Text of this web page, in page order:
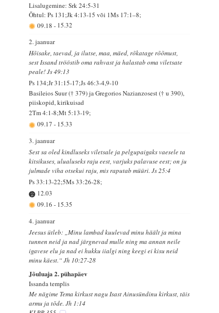
Lisalugemine: Srk 24:5-31
Õhtul: Ps 131;Jk 4:13-15 või 1Ms 17:1–8;
09.18- 15.32
2. jaanuar
Hõisake, taevad, ja ilutse, maa, mäed, rõkatage rõõmust,
sest Issand trööstib oma rahvast ja halastab oma viletsate
peale! Js 49:13
Ps 134;Jr 31:15-17;Js 46:3-4,9-10
Basileios Suur († 379) ja Gregorios Nazianzosest († u 390),
piiskopid, kirikuisad
2Tm 4:1-8;Mt 5:13-19;
09.17- 15.33
3. jaanuar
Sest sa oled kindluseks viletsale ja pelgupaigaks vaesele ta
kitsikuses, ulualuseks raju eest, varjuks palavuse eest; on ju
julmade viha otsekui raju, mis raputab müüri. Js 25:4
Ps 33:13-22;5Ms 33:26-28;
12.03
09.16- 15.35
4. jaanuar
Jeesus ütleb: „Minu lambad kuulevad minu häält ja mina
tunnen neid ja nad järgnevad mulle ning ma annan neile
igavese elu ja nad ei hukku iialgi ning keegi ei kisu neid
minu käest.“ Jh 10:27-28
Jõuluaja 2. pühapäev
Issanda templis
Me nägime Tema kirkust nagu Isast Ainusündinu kirkust, täis
armu ja tõde. Jh 1:14